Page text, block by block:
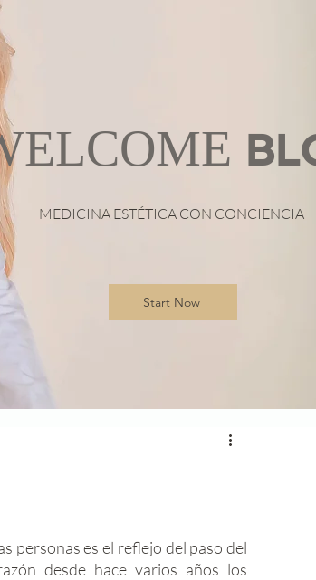
MEDICINA ESTÉTICA CON CONCIENCIA
Start Now
personas es el reflejo del paso del
desde hace varios años los